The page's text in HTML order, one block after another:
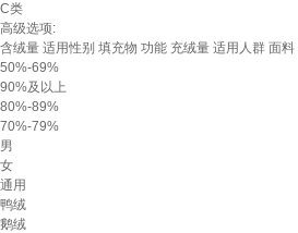
C类
高级选项:
含绒量 适用性别 填充物 功能 充绒量 适用人群 面料
50%-69%
90%及以上
80%-89%
70%-79%
男
女
通用
鸭绒
鹅绒